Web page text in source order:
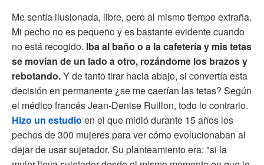
Me sentía ilusionada, libre, pero al mismo tiempo extraña.
Mi pecho no es pequeño y es bastante evidente cuando
no está recogido. Iba al baño o a la cafetería y mis tetas
se movían de un lado a otro, rozándome los brazos y
rebotando.Y de tanto tirar hacia abajo, si convertía esta
decisión en permanente ¿se me caerían las tetas? Según
el médico francés Jean-Denise Ruillon, todo lo contrario.
Hizo un estudio en el que midió durante 15 años los
pechos de 300 mujeres para ver cómo evolucionaban al
dejar de usar sujetador. Su planteamiento era: "si la